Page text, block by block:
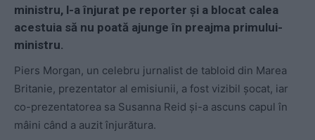
ministru, l-a înjurat pe reporter și a blocat calea
acestuia să nu poată ajunge în preajma primului-
ministru.
Piers Morgan, un celebru jurnalist de tabloid din Marea
Britanie, prezentator al emisiunii, a fost vizibil șocat, iar
co-prezentatorea sa Susanna Reid și-a ascuns capul în
mâini când a auzit înjurătura.